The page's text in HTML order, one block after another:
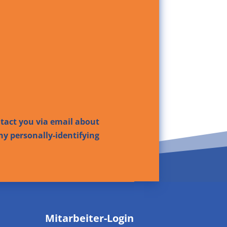
you via email about
personally-identifying
Mitarbeiter-Login